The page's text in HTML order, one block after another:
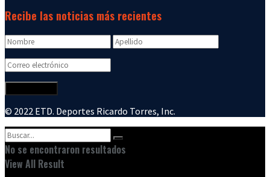
Recibe las noticias más recientes
© 2022 ETD. Deportes Ricardo Torres, Inc.
No se encontraron resultados
View All Result